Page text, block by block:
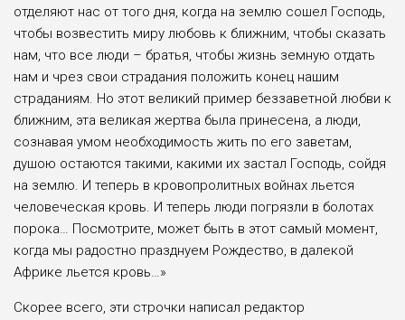
отделяют нас от того дня, когда на землю сошел Господь,
чтобы возвестить миру любовь к ближним, чтобы сказать
нам, что все люди – братья, чтобы жизнь земную отдать
нам и чрез свои страдания положить конец нашим
страданиям. Но этот великий пример беззаветной любви к
ближним, эта великая жертва была принесена, а люди,
сознавая умом необходимость жить по его заветам,
душою остаются такими, какими их застал Господь, сойдя
на землю. И теперь в кровопролитных войнах льется
человеческая кровь. И теперь люди погрязли в болотах
порока… Посмотрите, может быть в этот самый момент,
когда мы радостно празднуем Рождество, в далекой
Африке льется кровь…»
Скорее всего, эти строчки написал редактор